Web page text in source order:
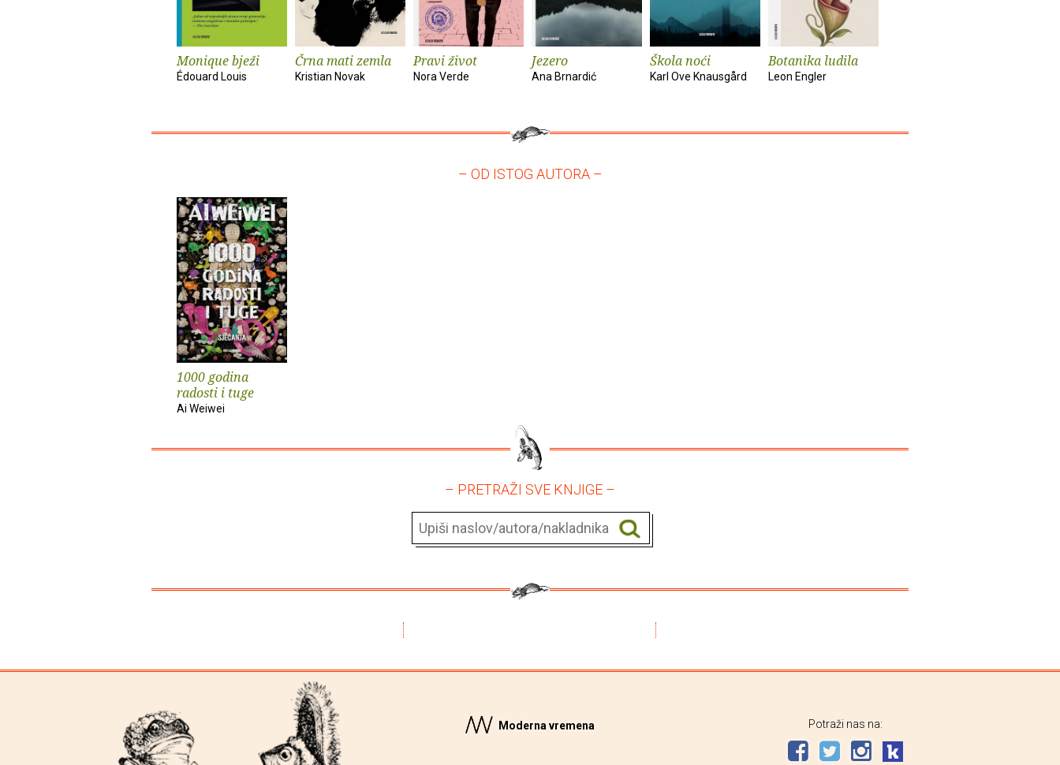
Monique bježi
Édouard Louis
Črna mati zemla
Kristian Novak
Pravi život
Nora Verde
Jezero
Ana Brnardić
Škola noći
Karl Ove Knausgård
Botanika ludila
Leon Engler
– OD ISTOG AUTORA –
1000 godina
radosti i tuge
Ai Weiwei
– PRETRAŽI SVE KNJIGE –
Moderna vremena Potraži nas na: